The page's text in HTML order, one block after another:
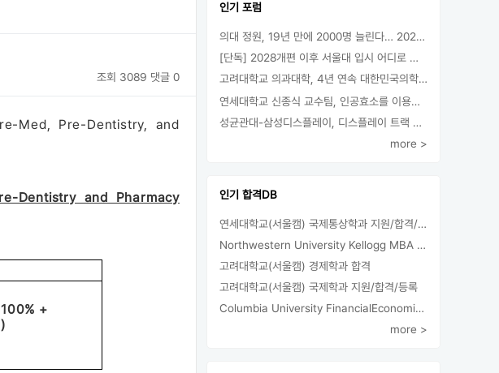
조회 3089 댓글 0
Med, Pre-Dentistry, and
Dentistry and Pharmacy
+
인기 포럼
의대 정원, 19년 만에 2000명 늘린다… 2025년 입시부터 적용
[단독] 2028개편 이후 서울대 입시 어디로 갈까.. ‘정시40% 폐지 추진’
고려대학교 의과대학, 4년 연속 대한민국의학한림원 정회원 최다 배출 外
연세대학교 신종식 교수팀, 인공효소를 이용한 아민의 키랄전환 세계 최초로 성공
성균관대-삼성디스플레이, 디스플레이 트랙 운영 협약 체결
more >
인기 합격DB
연세대학교(서울캠) 국제통상학과 지원/합격/등록
Northwestern University Kellogg MBA 합격
고려대학교(서울캠) 경제학과 합격
고려대학교(서울캠) 국제학과 지원/합격/등록
Columbia University FinancialEconomics 지원
more >